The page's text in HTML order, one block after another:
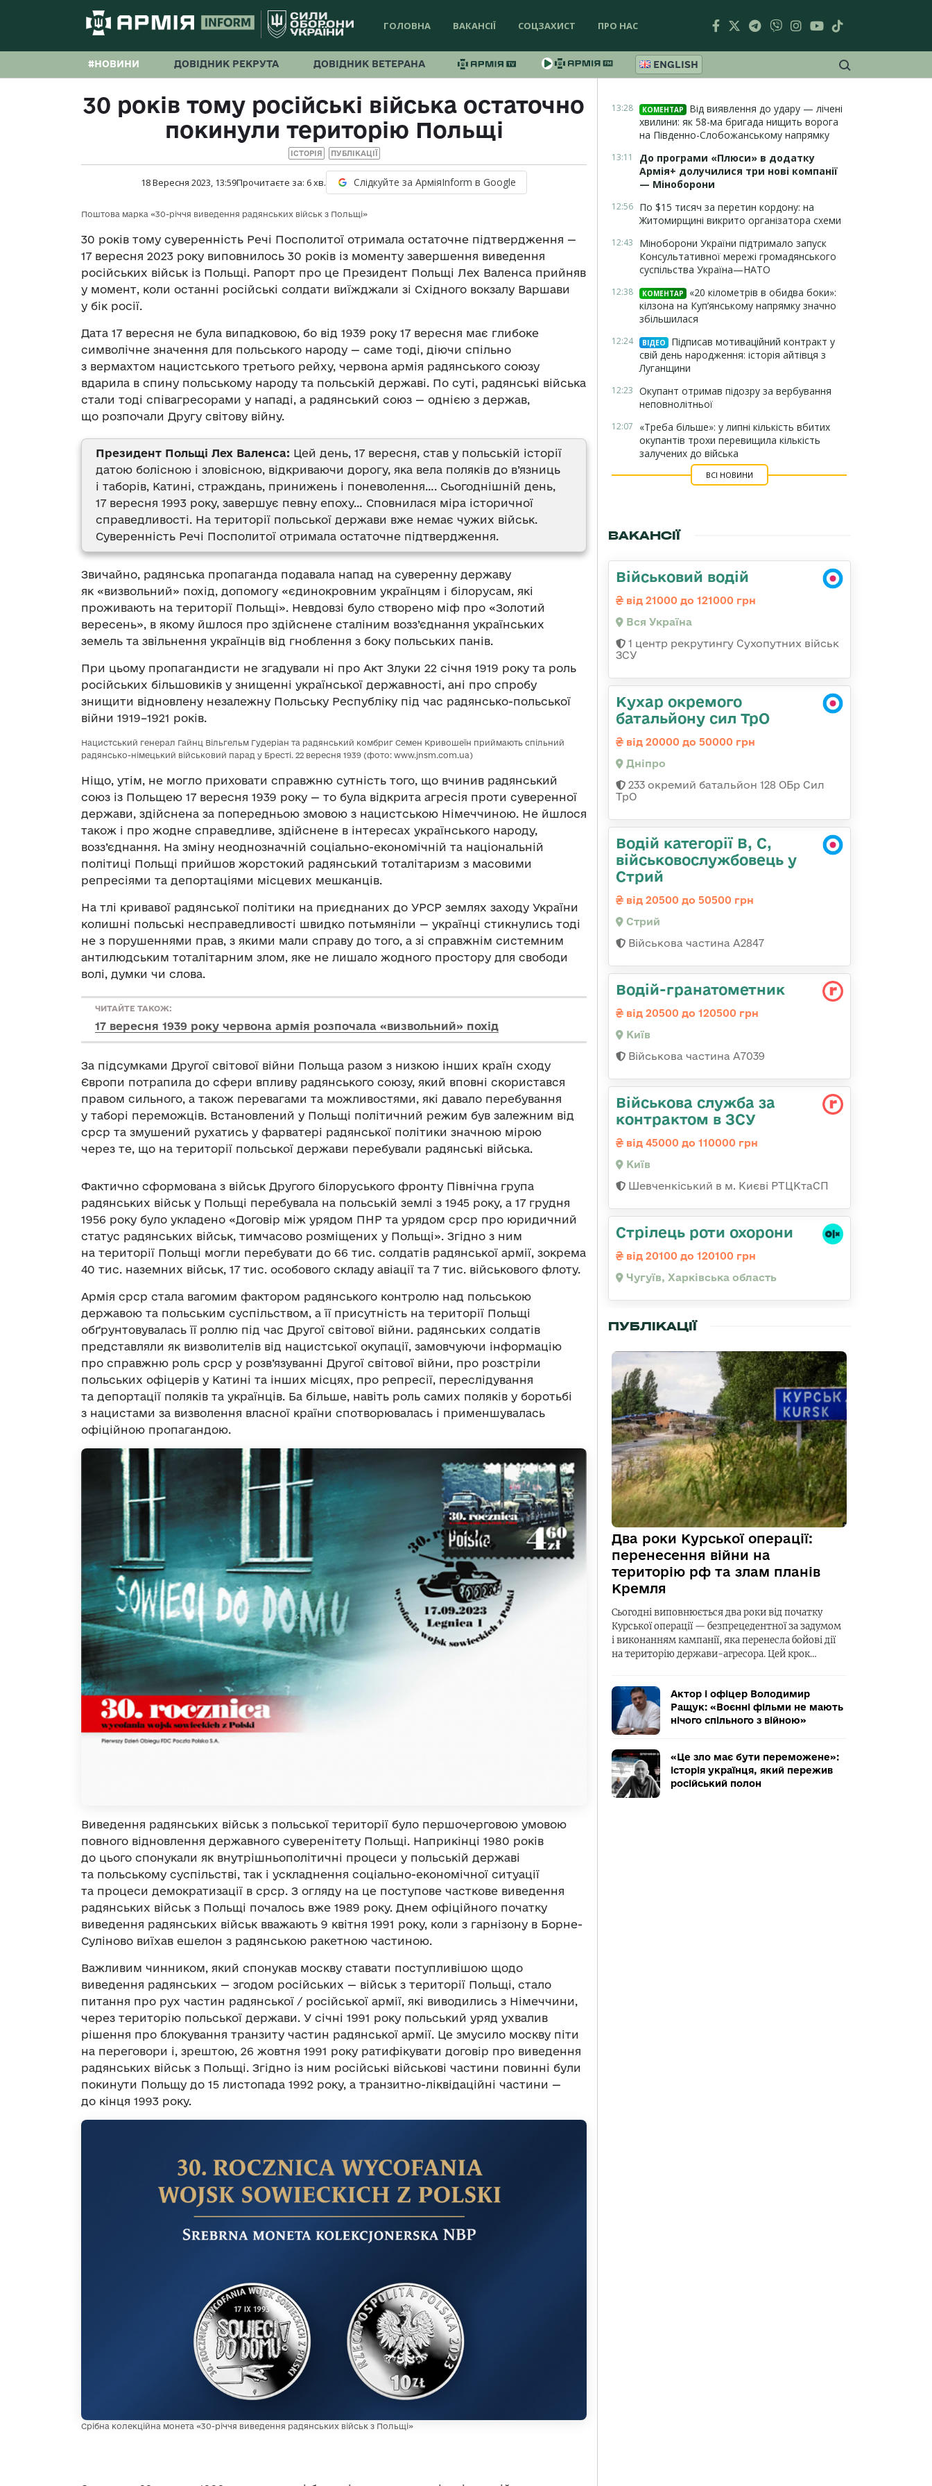
ГОЛОВНА ВАКАНСІЇ СОЦЗАХИСТ ПРО НАС
#НОВИНИ ДОВІДНИК РЕКРУТА ДОВІДНИК ВЕТЕРАНА ENGLISH
30 років тому російські війська остаточно
покинули територію Польщі
ІСТОРІЯ ПУБЛІКАЦІЇ
18 Вересня 2023, 13:59Прочитаєте за: 6хв. Слідкуйте за АрміяInform в Google
Поштова марка «30-річчя виведення радянських військ з Польщі»
30 років тому суверенність Речі Посполитої отримала остаточне підтвердження —
17 вересня 2023 року виповнилось 30 років із моменту завершення виведення
російських військ із Польщі. Рапорт про це Президент Польщі Лех Валенса прийняв
у момент, коли останні російські солдати виїжджали зі Східного вокзалу Варшави
у бік росії.
Дата 17 вересня не була випадковою, бо від 1939 року 17 вересня має глибоке
символічне значення для польського народу — саме тоді, діючи спільно
з вермахтом нацистського третього рейху, червона армія радянського союзу
вдарила в спину польському народу та польській державі. По суті, радянські війська
стали тоді співагресорами у нападі, а радянський союз — однією з держав,
що розпочали Другу світову війну.
Президент Польщі Лех Валенса: Цей день, 17 вересня, став у польській історії
датою болісною і зловісною, відкриваючи дорогу, яка вела поляків до в’язниць
і таборів, Катині, страждань, принижень і поневолення…. Сьогоднішній день,
17 вересня 1993 року, завершує певну епоху… Сповнилася міра історичної
справедливості. На території польської держави вже немає чужих військ.
Суверенність Речі Посполитої отримала остаточне підтвердження.
Звичайно, радянська пропаганда подавала напад на суверенну державу
як «визвольний» похід, допомогу «єдинокровним українцям і білорусам, які
проживають на території Польщі». Невдовзі було створено міф про «Золотий
вересень», в якому йшлося про здійснене сталіним возз’єднання українських
земель та звільнення українців від гноблення з боку польських панів.
При цьому пропагандисти не згадували ні про Акт Злуки 22 січня 1919 року та роль
російських більшовиків у знищенні української державності, ані про спробу
знищити відновлену незалежну Польську Республіку під час радянсько-польської
війни 1919–1921 років.
Нацистський генерал Гайнц Вільгельм Гудеріан та радянський комбриг Семен Кривошеїн приймають спільний
радянсько-німецький військовий парад у Бресті. 22 вересня 1939 (фото: www.jnsm.com.ua)
Ніщо, утім, не могло приховати справжню сутність того, що вчинив радянський
союз із Польщею 17 вересня 1939 року — то була відкрита агресія проти суверенної
держави, здійснена за попередньою змовою з нацистською Німеччиною. Не йшлося
також і про жодне справедливе, здійснене в інтересах українського народу,
возз’єднання. На зміну неоднозначній соціально-економічній та національній
політиці Польщі прийшов жорстокий радянський тоталітаризм з масовими
репресіями та депортаціями місцевих мешканців.
На тлі кривавої радянської політики на приєднаних до УРСР землях заходу України
колишні польські несправедливості швидко потьмяніли — українці стикнулись тоді
не з порушеннями прав, з якими мали справу до того, а зі справжнім системним
антилюдським тоталітарним злом, яке не лишало жодного простору для свободи
волі, думки чи слова.
ЧИТАЙТЕ ТАКОЖ:
17 вересня 1939 року червона армія розпочала «визвольний» похід
За підсумками Другої світової війни Польща разом з низкою інших країн сходу
Європи потрапила до сфери впливу радянського союзу, який вповні скористався
правом сильного, а також перевагами та можливостями, які давало перебування
у таборі переможців. Встановлений у Польщі політичний режим був залежним від
срср та змушений рухатись у фарватері радянської політики значною мірою
через те, що на території польської держави перебували радянські війська.
Фактично сформована з військ Другого білоруського фронту Північна група
радянських військ у Польщі перебувала на польській землі з 1945 року, а 17 грудня
1956 року було укладено «Договір між урядом ПНР та урядом срср про юридичний
статус радянських військ, тимчасово розміщених у Польщі». Згідно з ним
на території Польщі могли перебувати до 66 тис. солдатів радянської армії, зокрема
40 тис. наземних військ, 17 тис. особового складу авіації та 7 тис. військового флоту.
Армія срср стала вагомим фактором радянського контролю над польською
державою та польським суспільством, а її присутність на території Польщі
обґрунтовувалась її роллю під час Другої світової війни. радянських солдатів
представляли як визволителів від нацистської окупації, замовчуючи інформацію
про справжню роль срср у розв’язуванні Другої світової війни, про розстріли
польських офіцерів у Катині та інших місцях, про репресії, переслідування
та депортації поляків та українців. Ба більше, навіть роль самих поляків у боротьбі
з нацистами за визволення власної країни спотворювалась і применшувалась
офіційною пропагандою.
Виведення радянських військ з польської території було першочерговою умовою
повного відновлення державного суверенітету Польщі. Наприкінці 1980 років
до цього спонукали як внутрішньополітичні процеси у польській державі
та польському суспільстві, так і ускладнення соціально-економічної ситуації
та процеси демократизації в срср. З огляду на це поступове часткове виведення
радянських військ з Польщі почалось вже 1989 року. Днем офіційного початку
виведення радянських військ вважають 9 квітня 1991 року, коли з гарнізону в Борне-
Суліново виїхав ешелон з радянською ракетною частиною.
Важливим чинником, який спонукав москву ставати поступливішою щодо
виведення радянських — згодом російських — військ з території Польщі, стало
питання про рух частин радянської / російської армії, які виводились з Німеччини,
через територію польської держави. У січні 1991 року польський уряд ухвалив
рішення про блокування транзиту частин радянської армії. Це змусило москву піти
на переговори і, зрештою, 26 жовтня 1991 року ратифікувати договір про виведення
радянських військ з Польщі. Згідно із ним російські військові частини повинні були
покинути Польщу до 15 листопада 1992 року, а транзитно-ліквідаційні частини —
до кінця 1993 року.
Срібна колекційна монета «30-річчя виведення радянських військ з Польщі»
13:28 КОМЕНТАР
Від виявлення до удару — лічені
хвилини: як 58-ма бригада нищить ворога
на Південно-Слобожанському напрямку
13:11
До програми «Плюси» в додатку
Армія+ долучилися три нові компанії
— Міноборони
12:56 По $15 тисяч за перетин кордону: на
Житомирщині викрито організатора схеми
12:43
Міноборони України підтримало запуск
Консультативної мережі громадянського
суспільства Україна—НАТО
12:38 КОМЕНТАР
«20 кілометрів в обидва боки»:
кілзона на Куп’янському напрямку значно
збільшилася
12:24 ВІДЕО
Підписав мотиваційний контракт у
свій день народження: історія айтівця з
Луганщини
12:23 Окупант отримав підозру за вербування
неповнолітньої
12:07
«Треба більше»: у липні кількість вбитих
окупантів трохи перевищила кількість
залучених до війська
ВСІ НОВИНИ
ВАКАНСІЇ
Військовий водій
від 21000 до 121000 грн
Вся Україна
1 центр рекрутингу Сухопутних військ
ЗСУ
Кухар окремого
батальйону сил ТрО
від 20000 до 50000 грн
Дніпро
233 окремий батальйон 128 ОБр Сил
ТрО
Водій категорії B, C,
військовослужбовець у
Стрий
від 20500 до 50500 грн
Стрий
Військова частина А2847
Водій-гранатометник
від 20500 до 120500 грн
Київ
Військова частина А7039
Військова служба за
контрактом в ЗСУ
від 45000 до 110000 грн
Київ
Шевченкіський в м. Києві РТЦКтаСП
Стрілець роти охорони
від 20100 до 120100 грн
Чугуїв, Харківська область
ПУБЛІКАЦІЇ
Два роки Курської операції:
перенесення війни на
територію рф та злам планів
Кремля
Сьогодні виповнюється два роки від початку
Курської операції — безпрецедентної за задумом
і виконанням кампанії, яка перенесла бойові дії
на територію держави-агресора. Цей крок…
Актор і офіцер Володимир
Ращук: «Воєнні фільми не мають
нічого спільного з війною»
«Це зло має бути переможене»:
історія українця, який пережив
російський полон